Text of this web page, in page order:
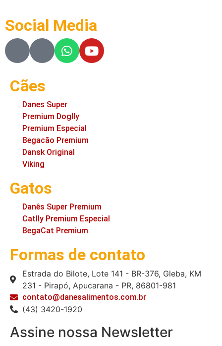
Social Media
Cães
Danes Super
Premium Doglly
Premium Especial
Begacão Premium
Dansk Original
Viking
Gatos
Danês Super Premium
Catlly Premium Especial
BegaCat Premium
Formas de contato
Estrada do Bilote, Lote 141 - BR-376, Gleba, KM
231 - Pirapó, Apucarana - PR, 86801-981
contato@danesalimentos.com.br
(43) 3420-1920
Assine nossa Newsletter